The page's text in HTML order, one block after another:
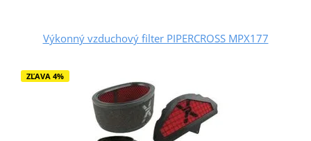
Výkonný vzduchový filter PIPERCROSS MPX177
ZĽAVA 4%